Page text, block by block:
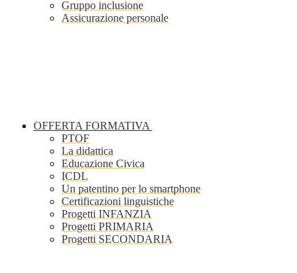
Gruppo inclusione
Assicurazione personale
OFFERTA FORMATIVA
PTOF
La didattica
Educazione Civica
ICDL
Un patentino per lo smartphone
Certificazioni linguistiche
Progetti INFANZIA
Progetti PRIMARIA
Progetti SECONDARIA